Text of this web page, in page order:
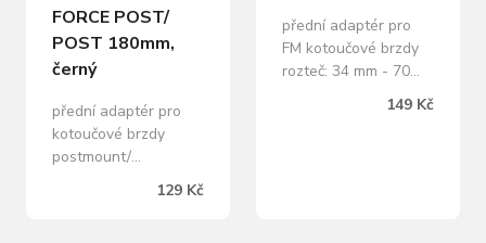
FORCE POST/
POST 180mm,
černý
přední adaptér pro
kotoučové brzdy
postmount/
brzdové kotouče: 180
129 Kč
přední adaptér pro
FM kotoučové brzdy
rozteč: 34 mm - 70
mm pro brzdové
149 Kč